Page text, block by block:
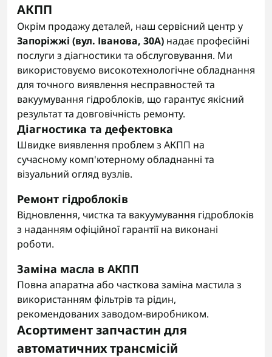
АКПП
Окрім продажу деталей, наш сервісний центр у
Запоріжжі (вул. Іванова, 30А) надає професійні
послуги з діагностики та обслуговування. Ми
використовуємо високотехнологічне обладнання
для точного виявлення несправностей та
вакуумування гідроблоків, що гарантує якісний
результат та довговічність ремонту.
Діагностика та дефектовка
Швидке виявлення проблем з АКПП на
сучасному комп'ютерному обладнанні та
візуальний огляд вузлів.
Ремонт гідроблоків
Відновлення, чистка та вакуумування гідроблоків
з наданням офіційної гарантії на виконані
роботи.
Заміна масла в АКПП
Повна апаратна або часткова заміна мастила з
використанням фільтрів та рідин,
рекомендованих заводом-виробником.
Асортимент запчастин для
автоматичних трансмісій